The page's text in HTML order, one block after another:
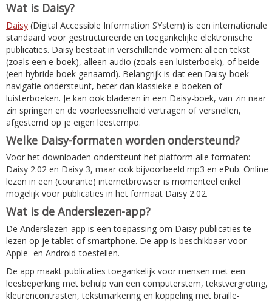
Wat is Daisy?
Daisy (Digital Accessible Information SYstem) is een internationale
standaard voor gestructureerde en toegankelijke elektronische
publicaties. Daisy bestaat in verschillende vormen: alleen tekst
(zoals een e-boek), alleen audio (zoals een luisterboek), of beide
(een hybride boek genaamd). Belangrijk is dat een Daisy-boek
navigatie ondersteunt, beter dan klassieke e-boeken of
luisterboeken. Je kan ook bladeren in een Daisy-boek, van zin naar
zin springen en de voorleessnelheid vertragen of versnellen,
afgestemd op je eigen leestempo.
Welke Daisy-formaten worden ondersteund?
Voor het downloaden ondersteunt het platform alle formaten:
Daisy 2.02 en Daisy 3, maar ook bijvoorbeeld mp3 en ePub. Online
lezen in een (courante) internetbrowser is momenteel enkel
mogelijk voor publicaties in het formaat Daisy 2.02.
Wat is de Anderslezen-app?
De Anderslezen-app is een toepassing om Daisy-publicaties te
lezen op je tablet of smartphone. De app is beschikbaar voor
Apple- en Android-toestellen.
De app maakt publicaties toegankelijk voor mensen met een
leesbeperking met behulp van een computerstem, tekstvergroting,
kleurencontrasten, tekstmarkering en koppeling met braille-